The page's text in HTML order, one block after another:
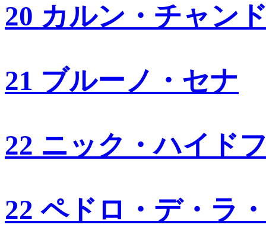
20 カルン・チャン
21 ブルーノ・セナ
22 ニック・ハイド
22 ペドロ・デ・ラ